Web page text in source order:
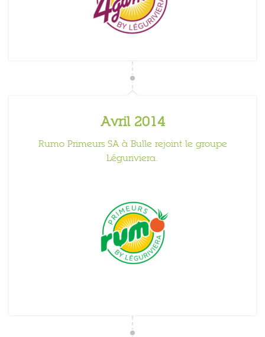
Avril 2014
Rumo Primeurs SA à Bulle rejoint le groupe
Léguriviera.